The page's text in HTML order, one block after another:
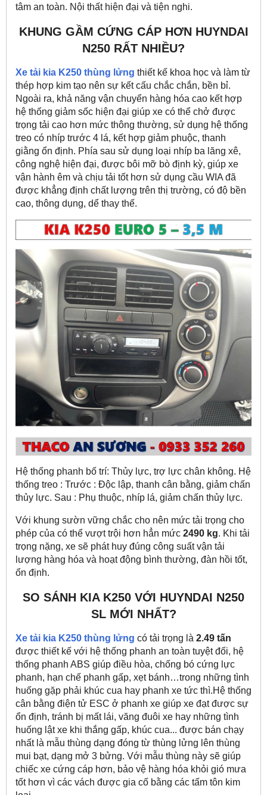
tâm an toàn. Nội thất hiện đại và tiện nghi.
KHUNG GẦM CỨNG CÁP HƠN HUYNDAI
N250 RẤT NHIỀU?
Xe tải kia K250 thùng lửng thiết kế khoa học và làm từ
thép hợp kim tạo nên sự kết cấu chắc chắn, bền bỉ.
Ngoài ra, khả năng vận chuyển hàng hóa cao kết hợp
hệ thống giảm sốc hiện đại giúp xe có thể chở được
trọng tải cao hơn mức thông thường, sử dụng hệ thống
treo có nhíp trước 4 lá, kết hợp giảm phuộc, thanh
giằng ổn định. Phía sau sử dụng loại nhíp ba lăng xê,
công nghệ hiện đại, được bôi mỡ bò định kỳ, giúp xe
vận hành êm và chịu tải tốt hơn sử dụng cầu WIA đã
được khẳng định chất lượng trên thị trường, có độ bền
cao, thông dụng, dể thay thế.
Hệ thống phanh bố trí: Thủy lực, trợ lực chân không. Hệ
thống treo : Trước : Độc lập, thanh cân bằng, giảm chấn
thủy lực. Sau : Phụ thuộc, nhíp lá, giảm chấn thủy lực.
Với khung sườn vững chắc cho nên mức tải trọng cho
phép của có thể vượt trội hơn hẳn mức 2490 kg. Khi tải
trọng nặng, xe sẽ phát huy đúng công suất vận tải
lượng hàng hóa và hoạt động bình thường, đàn hồi tốt,
ổn định.
SO SÁNH KIA K250 VỚI HUYNDAI N250
SL MỚI NHẤT?
Xe tải kia K250 thùng lửng có tải trọng là 2.49 tấn
được thiết kế với hệ thống phanh an toàn tuyệt đối, hệ
thống phanh ABS giúp điều hòa, chống bó cứng lực
phanh, hạn chế phanh gấp, xẹt bánh…trong những tình
huống gặp phải khúc cua hay phanh xe tức thì.Hệ thống
cân bằng điện tử ESC ở phanh xe giúp xe đạt được sự
ổn định, tránh bị mất lái, văng đuôi xe hay những tình
huống lật xe khi thắng gấp, khúc cua... được bán chạy
nhất là mẫu thùng dạng đóng từ thùng lửng lên thùng
mui bạt, dạng mở 3 bửng. Với mẫu thùng này sẽ giúp
chiếc xe cứng cáp hơn, bảo vệ hàng hóa khỏi gió mưa
tốt hơn vì các vách được gia cố bằng các tấm tôn kim